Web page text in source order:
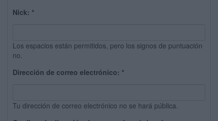
Nick: *
Los espacios están permitidos, pero los signos de puntuación
no.
Dirección de correo electrónico: *
Tu dirección de correo electrónico no se hará pública.